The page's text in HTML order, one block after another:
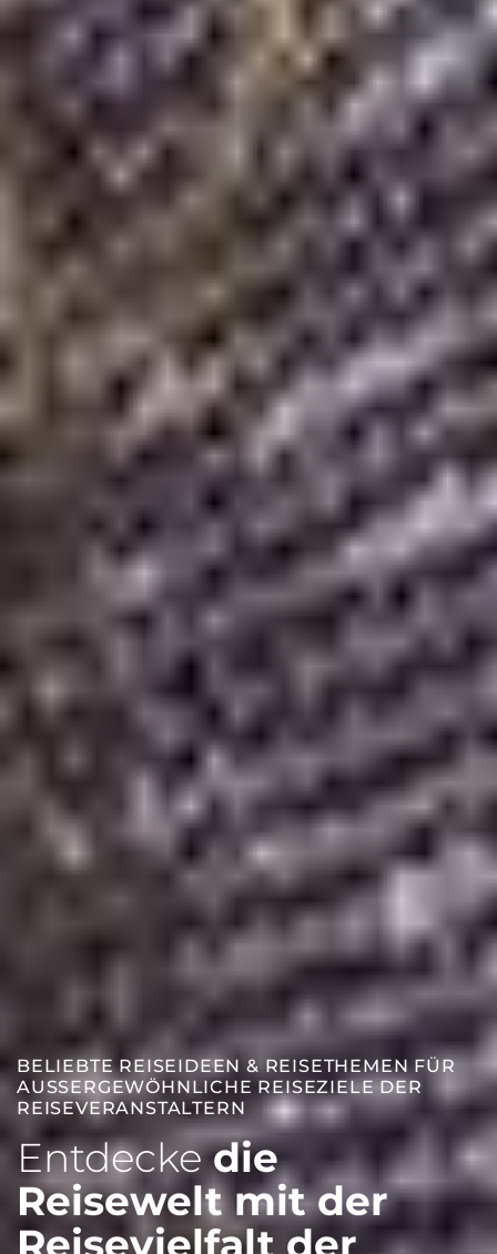
BELIEBTE REISEIDEEN & REISETHEMEN FÜR
AUSSERGEWÖHNLICHE REISEZIELE DER
REISEVERANSTALTERN
Entdeckedie
Reisewelt mit der
Reisevielfalt der